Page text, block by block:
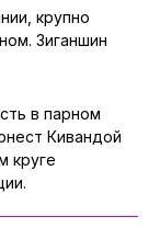
крупно
Зиганшин
в парном
Кивандой
круге